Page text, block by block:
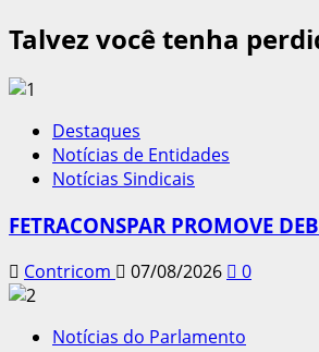
Talvez você tenha
Destaques
Notícias de Entidades
Notícias Sindicais
FETRACONSPAR PROMOVE
Contricom 07/08/2026 0
Notícias do Parlamento